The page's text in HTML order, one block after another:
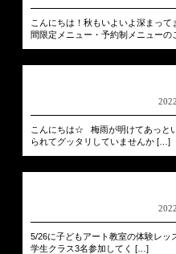
こんにちは！秋もいよいよ深まっ
間限定メニュー・予約制メニュー
こんにちは☆ 梅雨が明けてあっと
られてグッタリしていませんか […]
5/26に子どもアート教室の体験レ
学生クラス3名参加してく […]